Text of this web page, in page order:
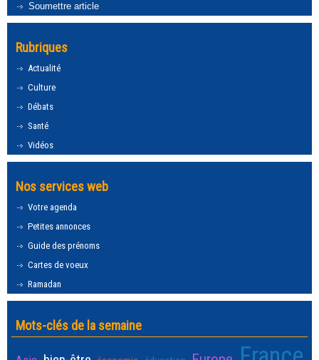
Soumettre article
Rubriques
Actualité
Culture
Débats
Santé
Vidéos
Nos services web
Votre agenda
Petites annonces
Guide des prénoms
Cartes de voeux
Ramadan
Mots-clés de la semaine